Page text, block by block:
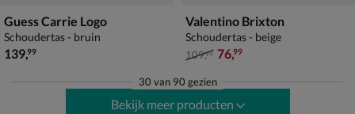
Guess Carrie Logo
Schoudertas - bruin
€ 139,99
139,99
Valentino Brixton
Schoudertas - beige
van € 109,99 voor € 76,99
109,99 76,99
30 van 90 gezien
Bekijk meer producten